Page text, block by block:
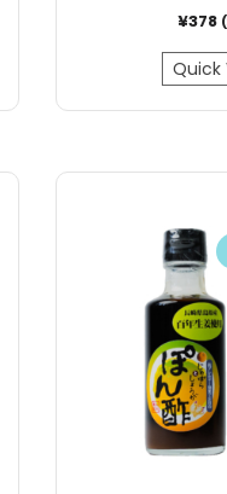
¥378
Quick